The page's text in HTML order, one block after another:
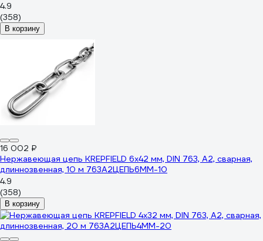
4.9
(358)
В корзину
16 002 ₽
Нержавеющая цепь KREPFIELD 6x42 мм, DIN 763, А2, сварная,
длиннозвенная, 10 м 763А2ЦЕПЬ6ММ-10
4.9
(358)
В корзину